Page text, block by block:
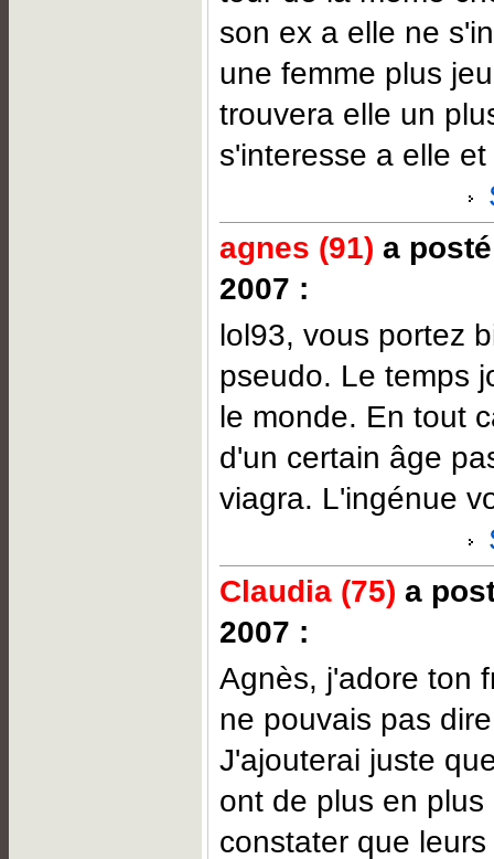
son ex a elle ne
une femme plus
trouvera elle un
s'interesse a elle
agnes (91) a
2007 :
lol93, vous portez
pseudo. Le temps
le monde. En tout
d'un certain âge
viagra. L'ingénue
Claudia (75) a
2007 :
Agnès, j'adore ton
ne pouvais pas
J'ajouterai juste
ont de plus en plus
constater que